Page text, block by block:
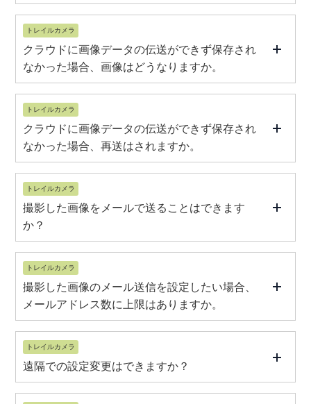
トレイルカメラ
クラウドに画像データの伝送ができず保存され
なかった場合、画像はどうなりますか。
トレイルカメラ
クラウドに画像データの伝送ができず保存され
なかった場合、再送はされますか。
トレイルカメラ
撮影した画像をメールで送ることはできます
か？
トレイルカメラ
撮影した画像のメール送信を設定したい場合、
メールアドレス数に上限はありますか。
トレイルカメラ
遠隔での設定変更はできますか？